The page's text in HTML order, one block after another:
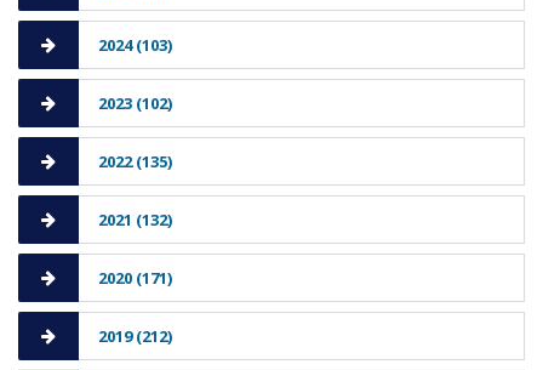
2024 (103)
2023 (102)
2022 (135)
2021 (132)
2020 (171)
2019 (212)